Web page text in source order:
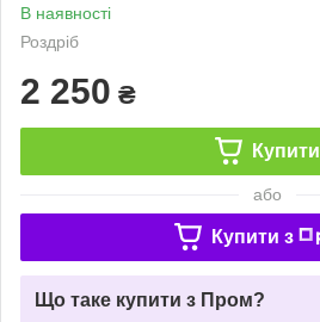
В наявності
Роздріб
2 250 ₴
Купити
або
Купити з
Що таке купити з Пром?